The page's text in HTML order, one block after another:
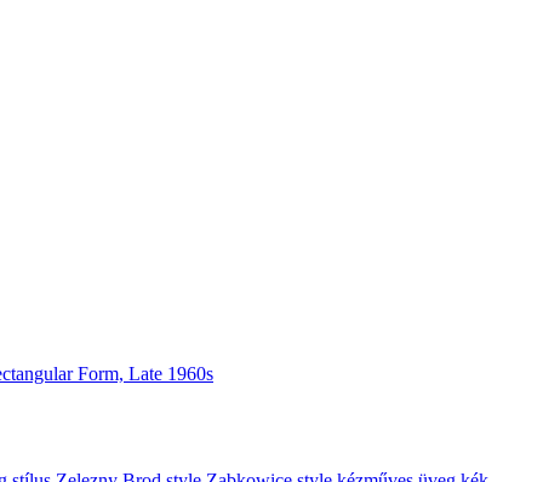
Form, Late 1960s